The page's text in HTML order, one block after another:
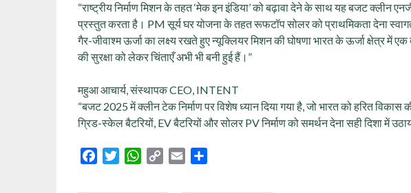
“राष्ट्रीय निर्माण मिशन के तहत ‘मेक इन इंडिया’ को बढ़ावा देने के साथ यह बजट क्लीन
प्रस्तुत करता है। PM सूर्य घर योजना के तहत रूफटॉप सोलर को प्राथमिकता देना
गैर-जीवाश्म ऊर्जा का लक्ष्य रखते हुए न्यूक्लियर मिशन की घोषणा भारत के ऊर्जा क्षेत्र में
की सुरक्षा को लेकर चिंताएँ अभी भी बनी हुई हैं।”
महुआ आचार्य, संस्थापक CEO, INTENT
“बजट 2025 में क्लीन टेक निर्माण पर विशेष ध्यान दिया गया है, जो भारत को हरित
ग्रिड-स्केल बैटरियों, EV बैटरियों और सोलर PV निर्माण को समर्थन देना सही दिशा में
FacebookTwitterWhatsApp
Copy
Email